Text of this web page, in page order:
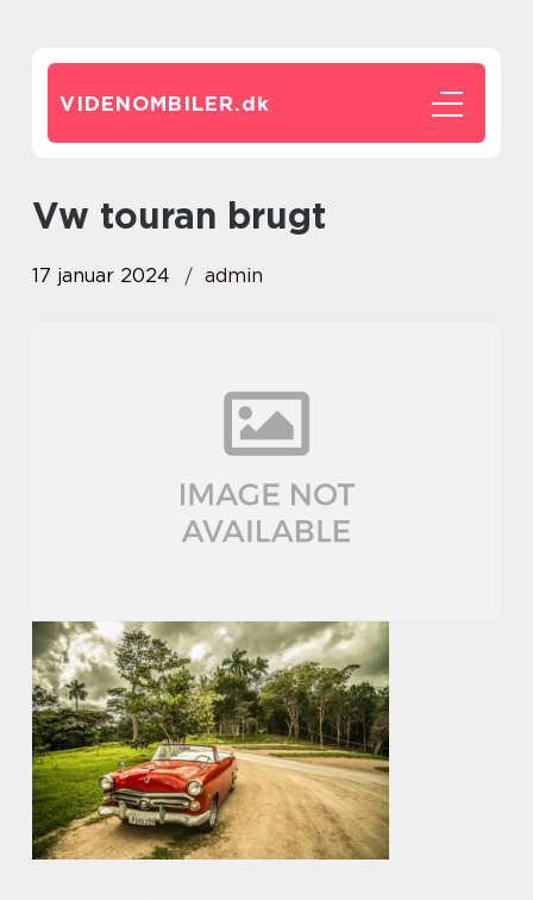
VIDENOMBILER.dk
vw touran brugt
17 januar 2024 admin